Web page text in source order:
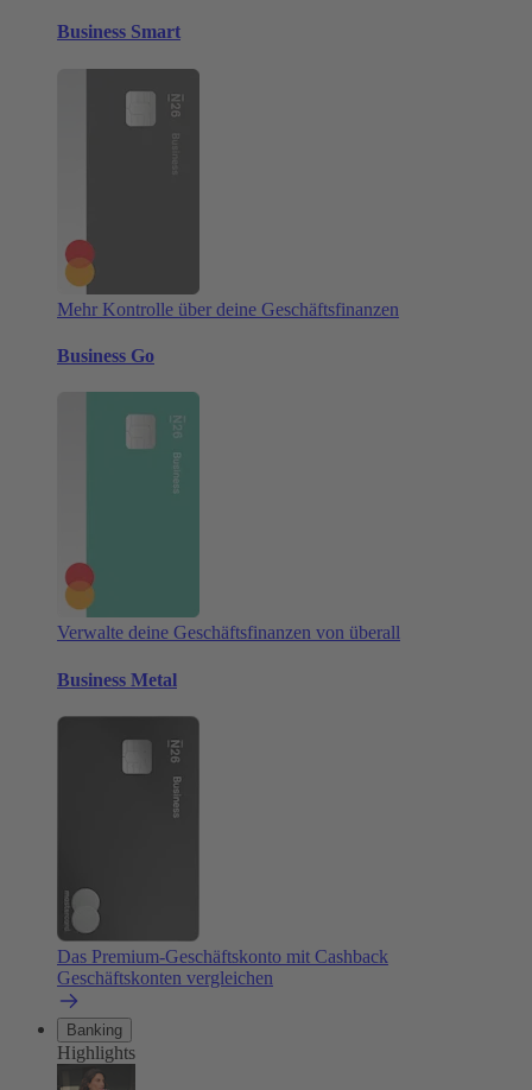
Business Smart
Mehr Kontrolle über deine Geschäftsfinanzen
Business Go
Verwalte deine Geschäftsfinanzen von überall
Business Metal
Das Premium-Geschäftskonto mit Cashback
Geschäftskonten vergleichen
Banking
Highlights